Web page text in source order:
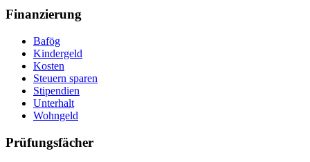
Finanzierung
Bafög
Kindergeld
Kosten
Steuern sparen
Stipendien
Unterhalt
Wohngeld
Prüfungsfächer